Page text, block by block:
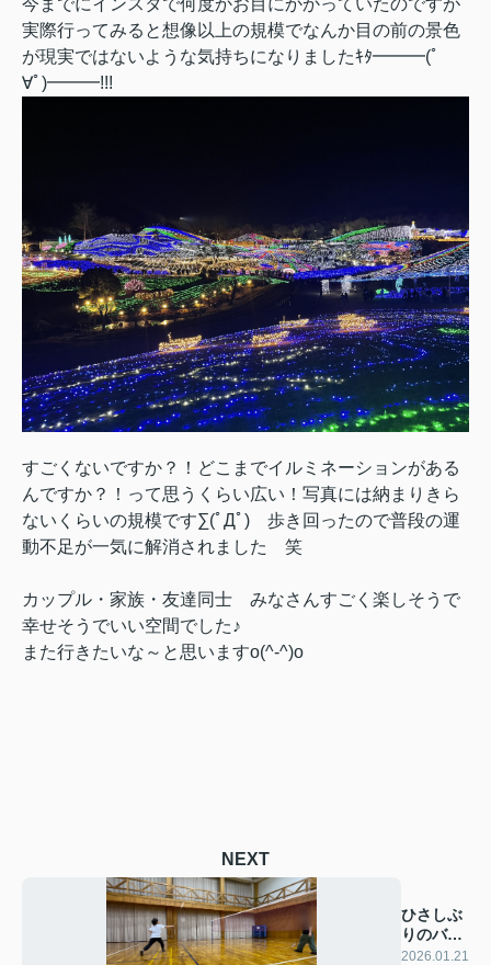
実際行ってみると想像以上の規模でなんか目の前の景色
が現実ではないような気持ちになりましたｷﾀ━━━(ﾟ
∀ﾟ)━━━!!!
すごくないですか？！どこまでイルミネーションがある
んですか？！って思うくらい広い！写真には納まりきら
ないくらいの規模です∑(ﾟДﾟ) 歩き回ったので普段の運
動不足が一気に解消されました 笑
カップル・家族・友達同士 みなさんすごく楽しそうで
幸せそうでいい空間でした♪
また行きたいな～と思いますo(^-^)o
NEXT
ひさしぶ
りのバド
ミントン
2026.01.21